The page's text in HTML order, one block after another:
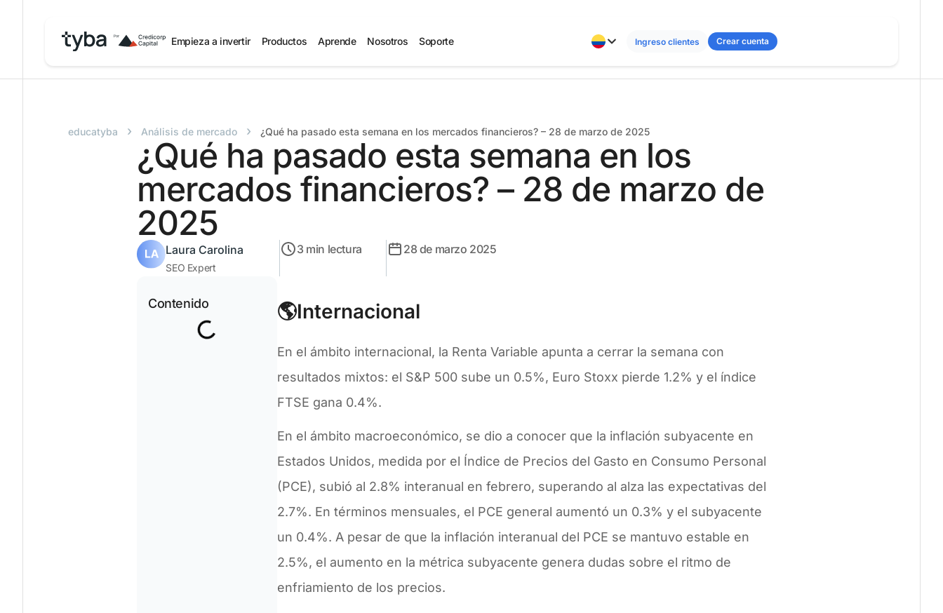
Empieza a invertir Productos Aprende Nosotros Soporte Ingreso clientes Crear cuenta
educatyba › Análisis de mercado › ¿Qué ha pasado esta semana en los mercados financieros? – 28 de marzo de 2025
¿Qué ha pasado esta semana en los
mercados financieros? – 28 de marzo de
2025
Laura Carolina
SEO Expert
3 min lectura 28 de marzo 2025
Contenido 🌎Internacional
En el ámbito internacional, la Renta Variable apunta a cerrar la semana con
resultados mixtos: el S&P 500 sube un 0.5%, Euro Stoxx pierde 1.2% y el índice
FTSE gana 0.4%.
En el ámbito macroeconómico, se dio a conocer que la inflación subyacente en
Estados Unidos, medida por el Índice de Precios del Gasto en Consumo Personal
(PCE), subió al 2.8% interanual en febrero, superando al alza las expectativas del
2.7%. En términos mensuales, el PCE general aumentó un 0.3% y el subyacente
un 0.4%. A pesar de que la inflación interanual del PCE se mantuvo estable en
2.5%, el aumento en la métrica subyacente genera dudas sobre el ritmo de
enfriamiento de los precios.